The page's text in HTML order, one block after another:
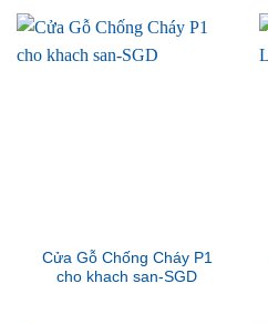
Cửa Gỗ Chống Cháy P1
cho khach san-SGD